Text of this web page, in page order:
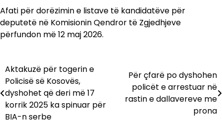
Afati për dorëzimin e listave të kandidatëve për
deputetë në Komisionin Qendror të Zgjedhjeve
përfundon më 12 maj 2026.
Lëvizje
te
postimet
Aktakuzë për togerin e
Policisë së Kosovës,
dyshohet që deri më 17
korrik 2025 ka spinuar për
BIA-n serbe
Për çfarë po dyshohen
policët e arrestuar në
rastin e dallavereve me
prona